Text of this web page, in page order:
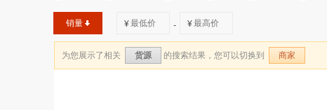
销量 ¥ - ¥
为您展示了相关 货源 的搜索结果，您可以切换到 商家